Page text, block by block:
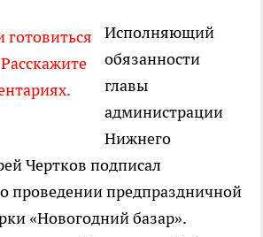
Исполняющий
обязанности
главы
администрации
Нижнего
Чертков подписал
проведении предпраздничной
«Новогодний базар».